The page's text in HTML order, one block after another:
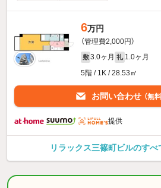
6万円
（管理費2,000円）
敷 3.0ヶ月 礼 1.0ヶ月
5階 / 1K / 28.53㎡
お問い合わせ （無料
提供
リラックス三篠町ビルのす